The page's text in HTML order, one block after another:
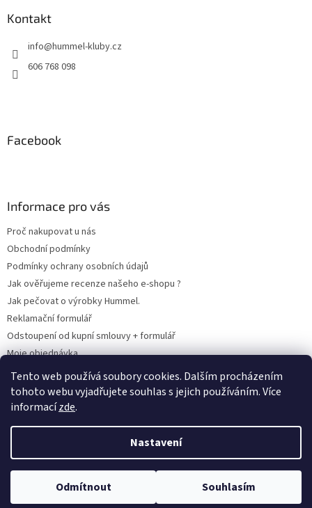
Tento web používá soubory cookies. Dalším procházením
tohoto webu vyjadřujete souhlas s jejich používáním. Více
informacízde.
Nastavení
Odmítnout Souhlasím
Kontakt
info@hummel-kluby.cz
606 768 098
Facebook
Informace pro vás
Proč nakupovat u nás
Obchodní podmínky
Podmínky ochrany osobních údajů
Jak ověřujeme recenze našeho e-shopu ?
Jak pečovat o výrobky Hummel.
Reklamační formulář
Odstoupení od kupní smlouvy + formulář
Moje objednávka
Odstoupení od smlouvy
Copyright 2026www.hummel-kluby.cz. Všechna práva vyhrazena.
Upravit nastavení cookies